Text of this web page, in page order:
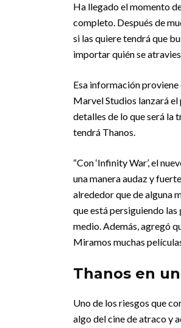
Ha llegado el momento
completo. Después de
si las quiere tendrá que
importar quién se
Esa información
Marvel Studios lanzará el
detalles de lo que será la
tendrá Thanos.
“Con ‘Infinity War’, el
una manera audaz y
alrededor que de alguna
que está persiguiendo las
medio. Además, agregó
Miramos muchas
Thanos en
Uno de los riesgos que
algo del cine de atraco y